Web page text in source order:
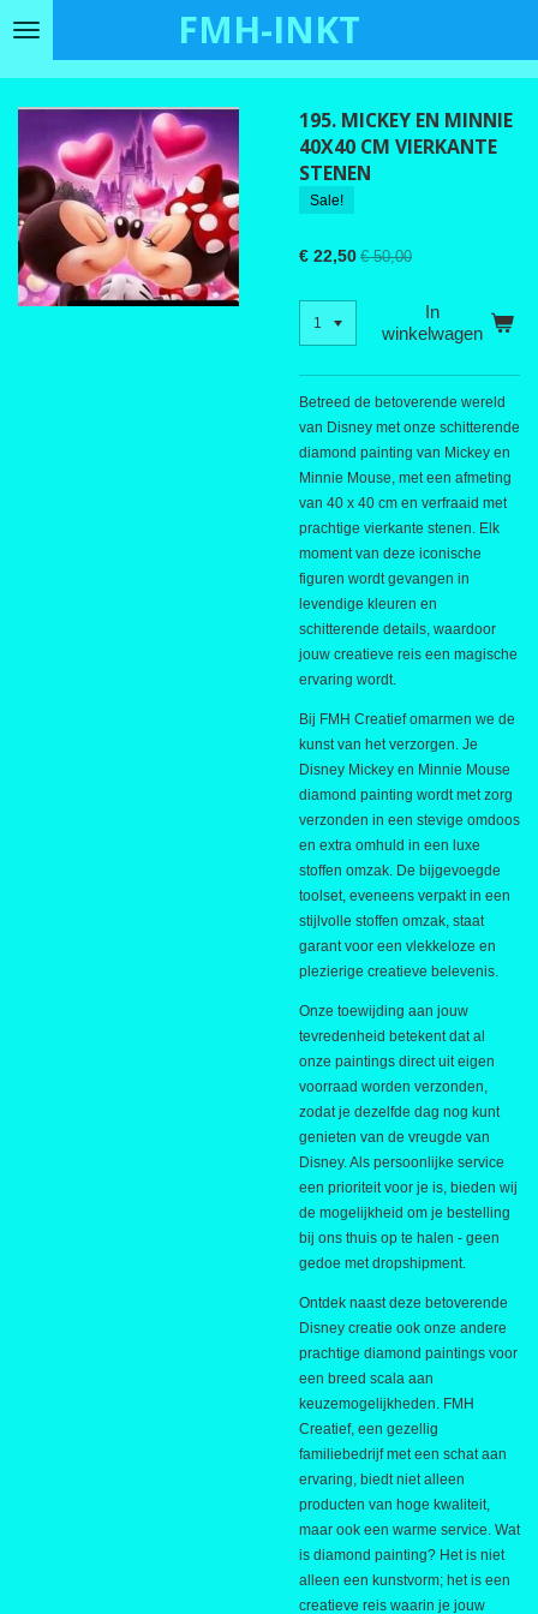
Ga
hoofdinhoud
FMH-INKT
195. MICKEY EN MINNIE
40X40 CM VIERKANTE
STENEN
Sale!
€ 22,50 € 50,00
In
winkelwagen
Betreed de betoverende wereld
van Disney met onze schitterende
diamond painting van Mickey en
Minnie Mouse, met een afmeting
van 40 x 40 cm en verfraaid met
prachtige vierkante stenen. Elk
moment van deze iconische
figuren wordt gevangen in
levendige kleuren en
schitterende details, waardoor
jouw creatieve reis een magische
ervaring wordt.
Bij FMH Creatief omarmen we de
kunst van het verzorgen. Je
Disney Mickey en Minnie Mouse
diamond painting wordt met zorg
verzonden in een stevige omdoos
en extra omhuld in een luxe
stoffen omzak. De bijgevoegde
toolset, eveneens verpakt in een
stijlvolle stoffen omzak, staat
garant voor een vlekkeloze en
plezierige creatieve belevenis.
Onze toewijding aan jouw
tevredenheid betekent dat al
onze paintings direct uit eigen
voorraad worden verzonden,
zodat je dezelfde dag nog kunt
genieten van de vreugde van
Disney. Als persoonlijke service
een prioriteit voor je is, bieden wij
de mogelijkheid om je bestelling
bij ons thuis op te halen - geen
gedoe met dropshipment.
Ontdek naast deze betoverende
Disney creatie ook onze andere
prachtige diamond paintings voor
een breed scala aan
keuzemogelijkheden. FMH
Creatief, een gezellig
familiebedrijf met een schat aan
ervaring, biedt niet alleen
producten van hoge kwaliteit,
maar ook een warme service. Wat
is diamond painting? Het is niet
alleen een kunstvorm; het is een
creatieve reis waarin je jouw